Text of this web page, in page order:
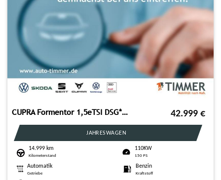
CUPRA Formentor 1,5eTSI DSG*MATRX LED*RFK*ACC*ASSI-SYS 42.999 €
JAHRESWAGEN
14.999 km
Kilometerstand
110KW
150 PS
Automatik
Getriebe
Benzin
Kraftstoff